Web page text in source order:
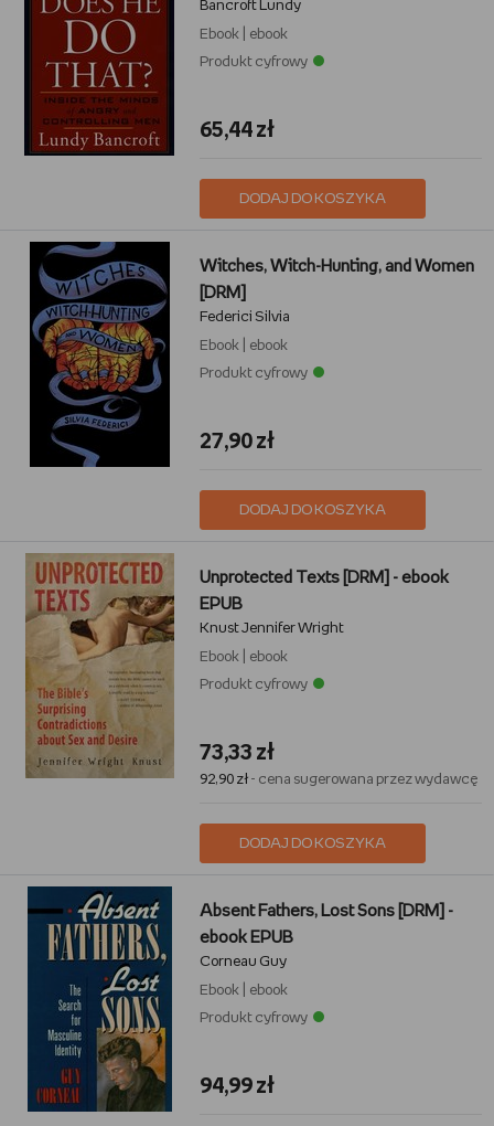
Bancroft Lundy
Ebook
ebook
Produkt cyfrowy
65,44 zł
DODAJ DO KOSZYKA
Witches, Witch-Hunting, and Women
[DRM]
Federici Silvia
Ebook
ebook
Produkt cyfrowy
27,90 zł
DODAJ DO KOSZYKA
Unprotected Texts [DRM] - ebook
EPUB
Knust Jennifer Wright
Ebook
ebook
Produkt cyfrowy
73,33 zł
92,90 zł- cena sugerowana przez wydawcę
DODAJ DO KOSZYKA
Absent Fathers, Lost Sons [DRM] -
ebook EPUB
Corneau Guy
Ebook
ebook
Produkt cyfrowy
94,99 zł